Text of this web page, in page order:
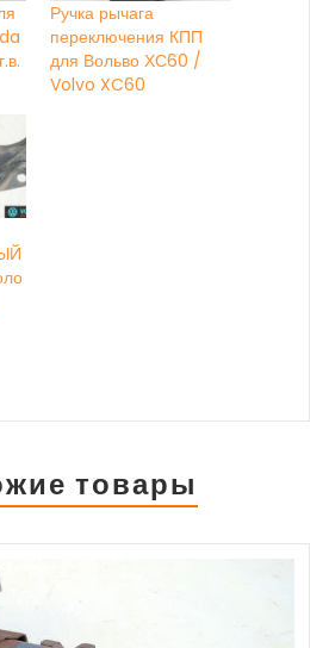
Ручка рычага
переключения КПП
для Вольво ХС60 /
Volvo XC60
товары